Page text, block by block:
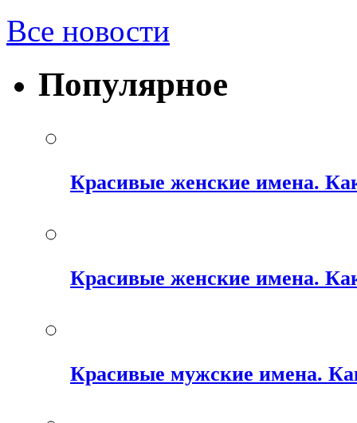
Все новости
Популярное
Красивые женские имена.
Красивые женские имена.
Красивые мужские имена.